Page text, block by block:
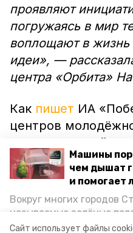
Сайт использует файлы
Машины
чем дышат
и помогает
Вокруг многих городов
называемые зелёные
снижающие негативное
проявляют
погружаясь в мир
воплощают в
идеи», —
центра «Орбита»
Как пишет ИА
центров
творчества
реализации
программы
«Экономическое
инновационная